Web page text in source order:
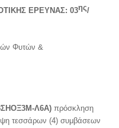
ΕΡΕΥΝΑΣ: 03ης/
Φυτών &
Λ6Α) πρόσκληση
τεσσάρων (4) συμβάσεων